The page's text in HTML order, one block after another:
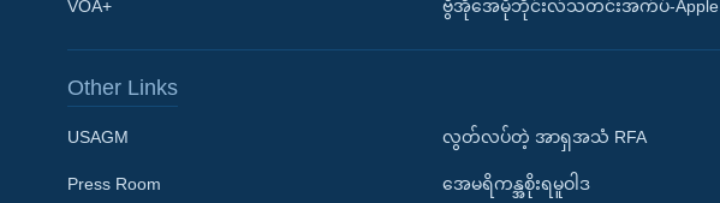
ဘာသာစကားများ
VOA+ ဗွီအိုအေမိုဘိုင်းလ်သတင်းအက်ပ်-Apple
Other Links
USAGM
Press Room
လွတ်လပ်တဲ့ အာရှအသံ RFA
အေမရိကန္အစိုးရမူဝါဒ